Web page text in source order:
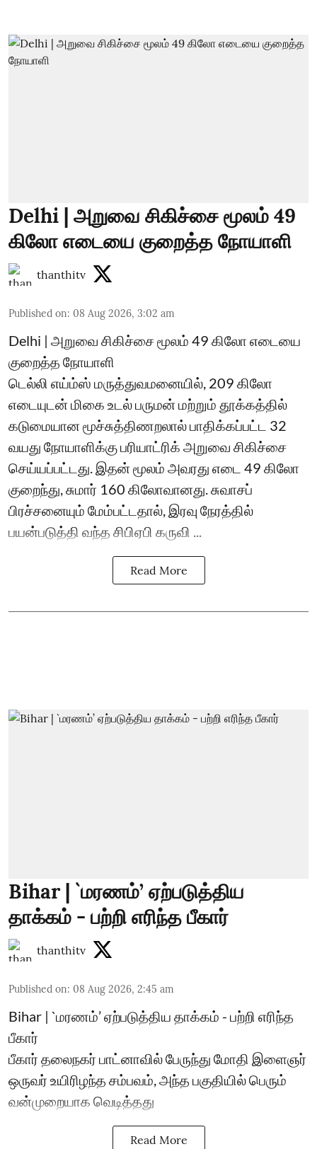
Delhi | அறுவை சிகிச்சை மூலம் 49
கிலோ எடையை குறைத்த நோயாளி
thanthitv
Published on: 08 Aug 2026, 3:02 am
Delhi | அறுவை சிகிச்சை மூலம் 49 கிலோ எடையை
குறைத்த நோயாளி
டெல்லி எய்ம்ஸ் மருத்துவமனையில், 209 கிலோ
எடையுடன் மிகை உடல் பருமன் மற்றும் தூக்கத்தில்
கடுமையான மூச்சுத்திணறலால் பாதிக்கப்பட்ட 32
வயது நோயாளிக்கு பரியாட்ரிக் அறுவை சிகிச்சை
செய்யப்பட்டது. இதன் மூலம் அவரது எடை 49 கிலோ
குறைந்து, சுமார் 160 கிலோவானது. சுவாசப்
பிரச்சனையும் மேம்பட்டதால், இரவு நேரத்தில்
பயன்படுத்தி வந்த சிபிஏபி கருவி ...
Read More
Bihar | `மரணம்’ ஏற்படுத்திய
தாக்கம் - பற்றி எரிந்த பீகார்
thanthitv
Published on: 08 Aug 2026, 2:45 am
Bihar | `மரணம்’ ஏற்படுத்திய தாக்கம் - பற்றி எரிந்த
பீகார்
பீகார் தலைநகர் பாட்னாவில் பேருந்து மோதி இளைஞர்
ஒருவர் உயிரிழந்த சம்பவம், அந்த பகுதியில் பெரும்
வன்முறையாக வெடித்தது
Read More